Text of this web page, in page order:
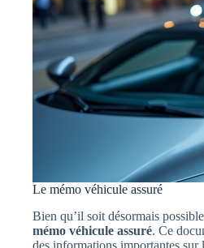
Le mémo véhicule assuré
Bien qu’il soit désormais
mémo véhicule assuré. Ce
des informations importantes